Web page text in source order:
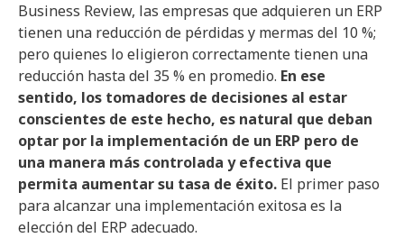
Business Review, las empresas que adquieren un ERP
tienen una reducción de pérdidas y mermas del 10 %;
pero quienes lo eligieron correctamente tienen una
reducción hasta del 35 % en promedio. En ese
sentido, los tomadores de decisiones al estar
conscientes de este hecho, es natural que deban
optar por la implementación de un ERP pero de
una manera más controlada y efectiva que
permita aumentar su tasa de éxito. El primer paso
para alcanzar una implementación exitosa es la
elección del ERP adecuado.